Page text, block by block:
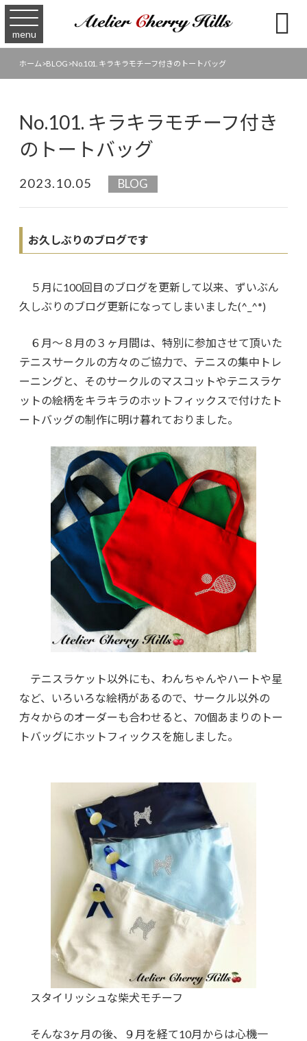
menu 
ホーム >BLOG >No.101. キラキラモチーフ付きのトートバッグ
No.101. キラキラモチーフ付き
のトートバッグ
2023.10.05 BLOG
お久しぶりのブログです
５月に100回目のブログを更新して以来、ずいぶん
久しぶりのブログ更新になってしまいました(^_^*)
６月〜８月の３ヶ月間は、特別に参加させて頂いた
テニスサークルの方々のご協力で、テニスの集中トレ
ーニングと、そのサークルのマスコットやテニスラケ
ットの絵柄をキラキラのホットフィックスで付けたト
ートバッグの制作に明け暮れておりました。
テニスラケット以外にも、わんちゃんやハートや星
など、いろいろな絵柄があるので、サークル以外の
方々からのオーダーも合わせると、70個あまりのトー
トバッグにホットフィックスを施しました。
スタイリッシュな柴犬モチーフ
そんな3ヶ月の後、９ 月を経て10月からは心機一